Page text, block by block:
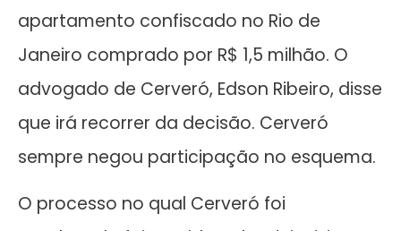
apartamento confiscado no Rio de
Janeiro comprado por R$ 1,5 milhão. O
advogado de Cerveró, Edson Ribeiro, disse
que irá recorrer da decisão. Cerveró
sempre negou participação no esquema.
O processo no qual Cerveró foi